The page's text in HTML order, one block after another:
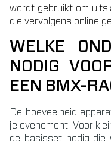
wordt gebruikt om
die vervolgens online
WELKE
NODIG
EEN BMX-
De hoeveelheid
je evenement. Voor
de basisset nodig die